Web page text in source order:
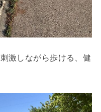
激しながら歩ける、健